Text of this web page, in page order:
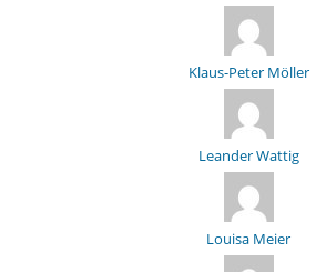
Klaus-Peter Möller
Leander Wattig
Louisa Meier